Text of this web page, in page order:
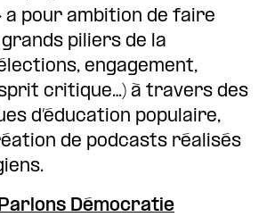
a pour ambition de faire
piliers de la
engagement,
critique…) à travers des
d’éducation populaire,
de podcasts réalisés
Démocratie